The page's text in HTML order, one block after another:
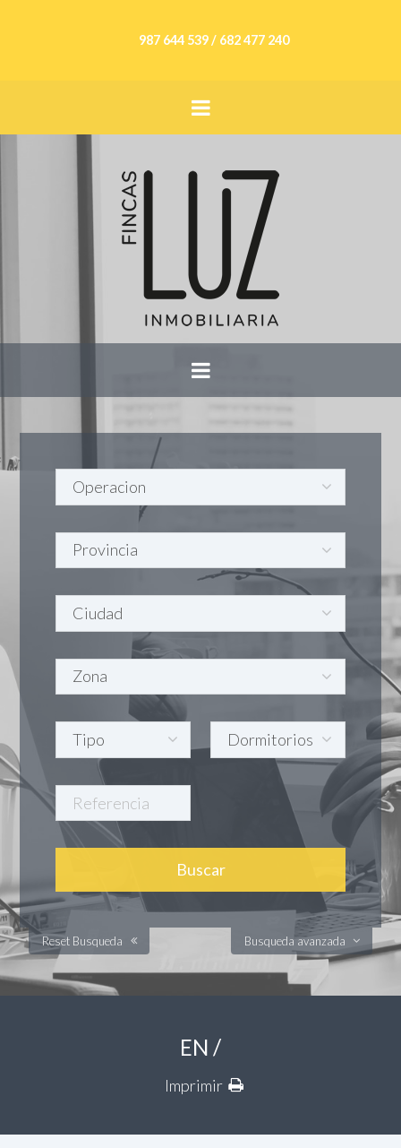
987 644 539 / 682 477 240
Busqueda avanzada
Reset Busqueda
EN /
Imprimir